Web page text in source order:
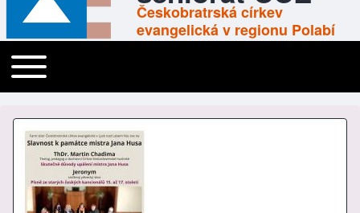
Českobratrská církev
evangelická v regionu Polabí
Main navigation
Toggle main menu